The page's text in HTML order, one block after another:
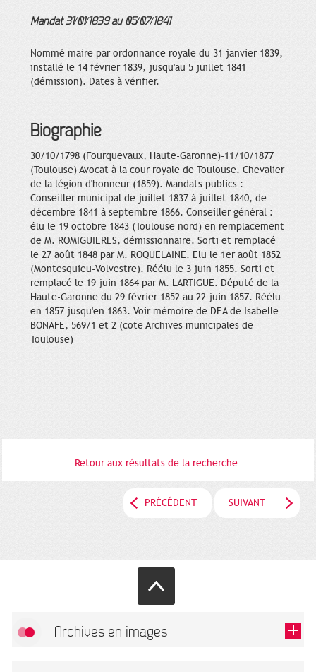
Mandat 31/01/1839 au 05/07/1841
Nommé maire par ordonnance royale du 31 janvier 1839,
installé le 14 février 1839, jusqu'au 5 juillet 1841
(démission). Dates à vérifier.
Biographie
30/10/1798 (Fourquevaux, Haute-Garonne)-11/10/1877
(Toulouse) Avocat à la cour royale de Toulouse. Chevalier
de la légion d'honneur (1859). Mandats publics :
Conseiller municipal de juillet 1837 à juillet 1840, de
décembre 1841 à septembre 1866. Conseiller général :
élu le 19 octobre 1843 (Toulouse nord) en remplacement
de M. ROMIGUIERES, démissionnaire. Sorti et remplacé
le 27 août 1848 par M. ROQUELAINE. Elu le 1er août 1852
(Montesquieu-Volvestre). Réélu le 3 juin 1855. Sorti et
remplacé le 19 juin 1864 par M. LARTIGUE. Député de la
Haute-Garonne du 29 février 1852 au 22 juin 1857. Réélu
en 1857 jusqu'en 1863. Voir mémoire de DEA de Isabelle
BONAFE, 569/1 et 2 (cote Archives municipales de
Toulouse)
Retour aux résultats de la recherche
PRÉCÉDENT SUIVANT
Archives en images